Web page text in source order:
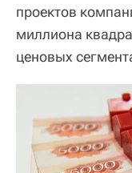
проектов
миллиона
ценовых